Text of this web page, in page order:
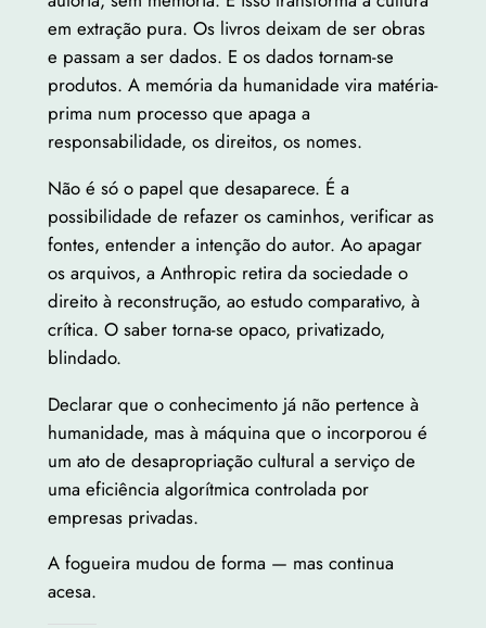
em extração pura. Os livros deixam de ser obras
e passam a ser dados. E os dados tornam-se
produtos. A memória da humanidade vira matéria-
prima num processo que apaga a
responsabilidade, os direitos, os nomes.
Não é só o papel que desaparece. É a
possibilidade de refazer os caminhos, verificar as
fontes, entender a intenção do autor. Ao apagar
os arquivos, a Anthropic retira da sociedade o
direito à reconstrução, ao estudo comparativo, à
crítica. O saber torna-se opaco, privatizado,
blindado.
Declarar que o conhecimento já não pertence à
humanidade, mas à máquina que o incorporou é
um ato de desapropriação cultural a serviço de
uma eficiência algorítmica controlada por
empresas privadas.
A fogueira mudou de forma — mas continua
acesa.